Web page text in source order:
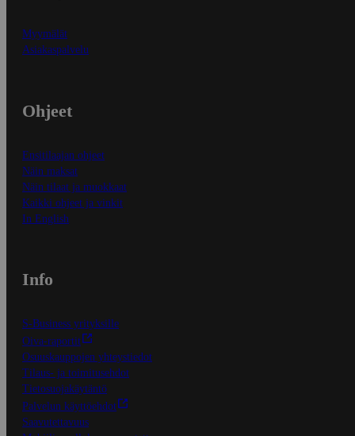
Myymälät
Asiakaspalvelu
Ohjeet
Ensitilaajan ohjeet
Näin maksat
Näin tilaat ja muokkaat
Kaikki ohjeet ja vinkit
In English
Info
S-Business yrityksille
Oiva-raportit
Osuuskauppojen yhteystiedot
Tilaus- ja toimitusehdot
Tietosuojakäytäntö
Palvelun käyttöehdot
Saavutettavuus